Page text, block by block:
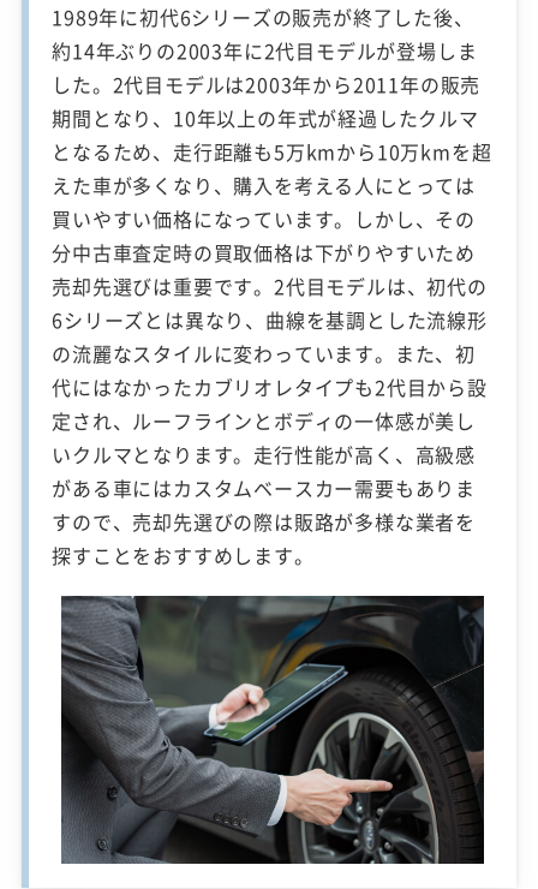
1989年に初代6シリーズの販売が終了した後、
約14年ぶりの2003年に2代目モデルが登場しま
した。2代目モデルは2003年から2011年の販売
期間となり、10年以上の年式が経過したクルマ
となるため、走行距離も5万kmから10万kmを超
えた車が多くなり、購入を考える人にとっては
買いやすい価格になっています。しかし、その
分中古車査定時の買取価格は下がりやすいため
売却先選びは重要です。2代目モデルは、初代の
6シリーズとは異なり、曲線を基調とした流線形
の流麗なスタイルに変わっています。また、初
代にはなかったカブリオレタイプも2代目から設
定され、ルーフラインとボディの一体感が美し
いクルマとなります。走行性能が高く、高級感
がある車にはカスタムベースカー需要もありま
すので、売却先選びの際は販路が多様な業者を
探すことをおすすめします。